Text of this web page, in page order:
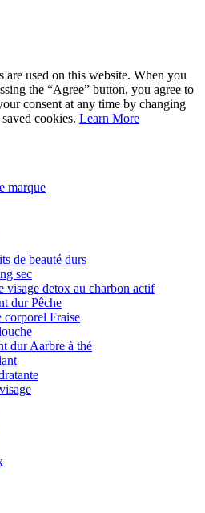
are used on this website. When you
the “Agree” button, you agree to
consent at any time by changing
cookies. Learn More
marque
de beauté durs
sec
visage detox au charbon actif
dur Pêche
corporel Fraise
dur Aarbre à thé